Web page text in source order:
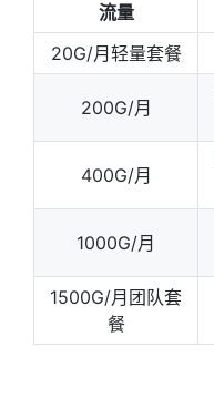
流量
20G/月轻量套餐
200G/月
400G/月
1000G/月
1500G/月团队套
餐